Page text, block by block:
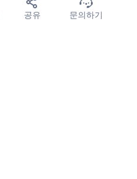
공유 문의하기